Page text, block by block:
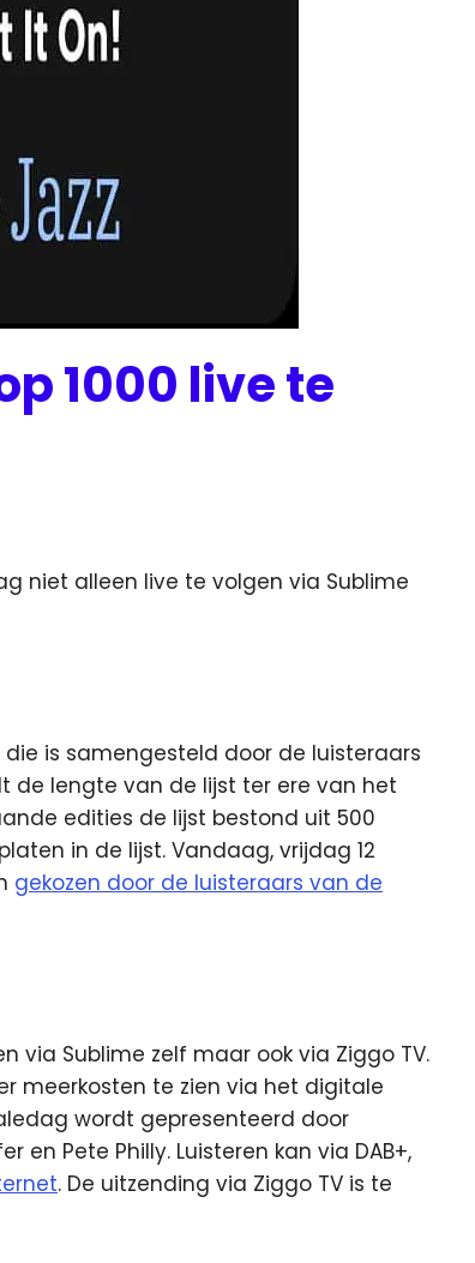
1000 live te
niet alleen live te volgen via Sublime
is samengesteld door de luisteraars
de lengte van de lijst ter ere van het
edities de lijst bestond uit 500
in de lijst. Vandaag, vrijdag 12
gekozen door de luisteraars van de
via Sublime zelf maar ook via Ziggo TV.
meerkosten te zien via het digitale
wordt gepresenteerd door
en Pete Philly. Luisteren kan via DAB+,
. De uitzending via Ziggo TV is te